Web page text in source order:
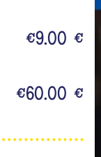
€9.00 €
€60.00 €